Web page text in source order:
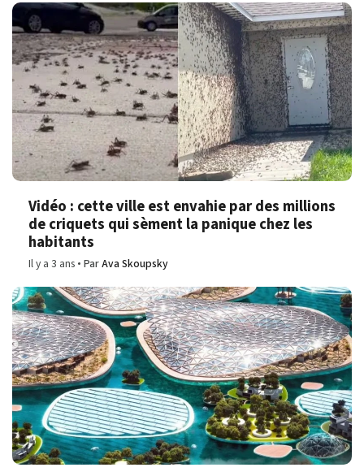
Vidéo : cette ville est envahie par des millions
de criquets qui sèment la panique chez les
habitants
Il y a 3 ans ParAva Skoupsky